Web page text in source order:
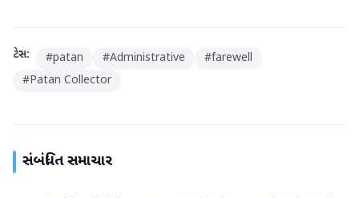
ટેગ્સ: #patan #Administrative #farewell
#Patan Collector
સંબંધિત સમાચાર